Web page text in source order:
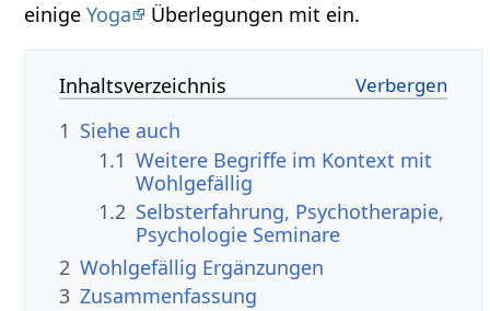
einigeYoga Überlegungen mit ein.
Inhaltsverzeichnis
1 Siehe auch
1.1 Weitere Begriffe im Kontext mit
1.2 Selbsterfahrung, Psychotherapie,
Psychologie Seminare
2
Wohlgefällig‏‎ Ergänzungen
3 Zusammenfassung